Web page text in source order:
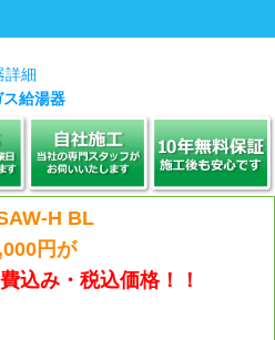
細
給湯器
H BL
円が
込み・税込価格！！